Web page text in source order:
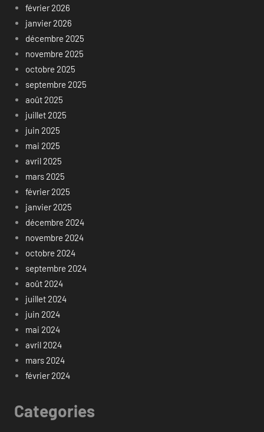
février 2026
janvier 2026
décembre 2025
novembre 2025
octobre 2025
septembre 2025
août 2025
juillet 2025
juin 2025
mai 2025
avril 2025
mars 2025
février 2025
janvier 2025
décembre 2024
novembre 2024
octobre 2024
septembre 2024
août 2024
juillet 2024
juin 2024
mai 2024
avril 2024
mars 2024
février 2024
Categories